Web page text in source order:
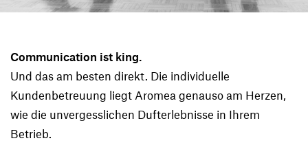
Communication ist king.
Und das am besten direkt. Die individuelle
Kundenbetreuung liegt Aromea genauso am Herzen,
wie die unvergesslichen Dufterlebnisse in Ihrem
Betrieb.